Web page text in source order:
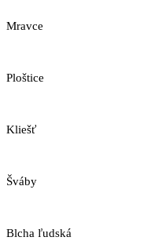
Mravce
Ploštice
Kliešť
Šváby
Blcha ľudská